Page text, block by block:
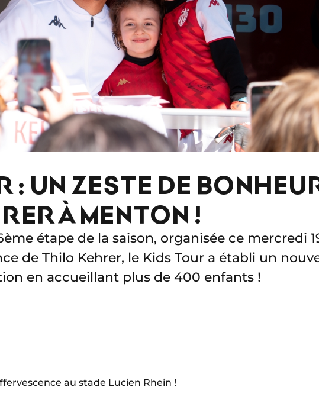
: UN ZESTE DE
À MENTON !
étape de la saison, organisée ce mercredi
de Thilo Kehrer, le Kids Tour a établi un
en accueillant plus de 400 enfants !
au stade Lucien Rhein !